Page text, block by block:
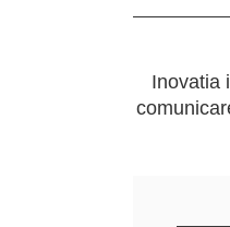
Inovatia